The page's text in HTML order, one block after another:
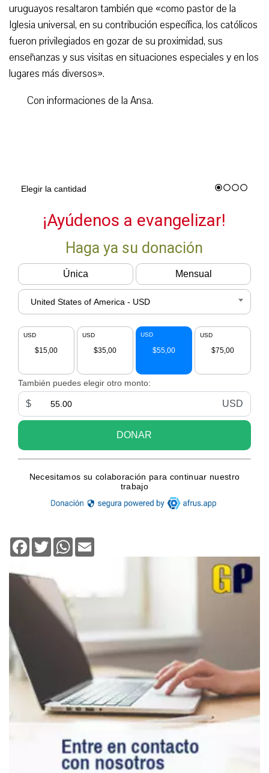
uruguayos resaltaron también que «como pastor de la
Iglesia universal, en su contribución específica, los católicos
fueron privilegiados en gozar de su proximidad, sus
enseñanzas y sus visitas en situaciones especiales y en los
lugares más diversos».
Con informaciones de la Ansa.
Facebook
TwitterWhatsApp